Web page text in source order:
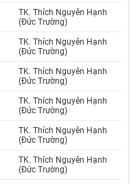
TK. Thích Nguyên Hạnh
(Đức Trường)
TK. Thích Nguyên Hạnh
(Đức Trường)
TK. Thích Nguyên Hạnh
(Đức Trường)
TK. Thích Nguyên Hạnh
(Đức Trường)
TK. Thích Nguyên Hạnh
(Đức Trường)
TK. Thích Nguyên Hạnh
(Đức Trường)